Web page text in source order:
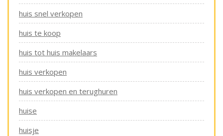
huis snel verkopen
huis te koop
huis tot huis makelaars
huis verkopen
huis verkopen en terughuren
huise
huisje